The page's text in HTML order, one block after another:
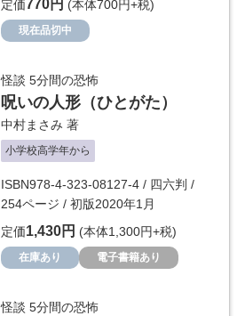
定価770円 (本体700円+税)
現在品切中
怪談 5分間の恐怖
呪いの人形（ひとがた）
中村まさみ 著
小学校高学年から
ISBN978-4-323-08127-4 / 四六判 /
254ページ / 初版2020年1月
定価1,430円 (本体1,300円+税)
在庫あり 電子書籍あり
怪談 5分間の恐怖